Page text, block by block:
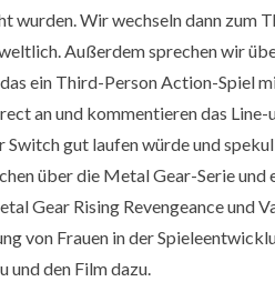
wurden. Wir wechseln dann zum
Außerdem sprechen wir
ein Third-Person Action-Spiel
an und kommentieren das Line-
gut laufen würde und
über die Metal Gear-Serie und
Gear Rising Revengeance und
von Frauen in der
und den Film dazu.